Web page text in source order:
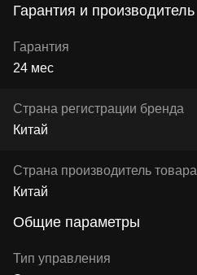
Гарантия и производитель
Гарантия
24 мес
Страна регистрации бренда
Китай
Страна производитель товара
Китай
Общие параметры
Тип управления